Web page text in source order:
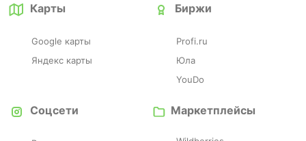
Карты
Google карты
Яндекс карты
Биржи
Profi.ru
Юла
YouDo
Соцсети Маркетплейсы